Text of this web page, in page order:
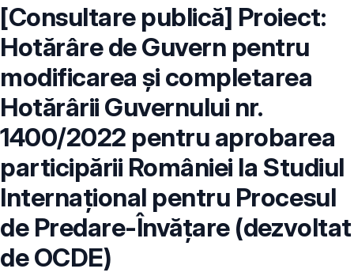
[Consultare publică] Proiect:
Hotărâre de Guvern pentru
modificarea şi completarea
Hotărârii Guvernului nr.
1400/2022 pentru aprobarea
participării României la Studiul
Internațional pentru Procesul
de Predare-Învățare (dezvoltat
de OCDE)